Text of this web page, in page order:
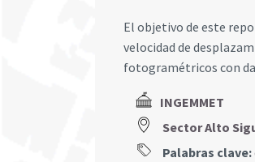
El objetivo de este
velocidad de
fotogramétricos con
INGEMMET
Sector Alto
Palabras clave: